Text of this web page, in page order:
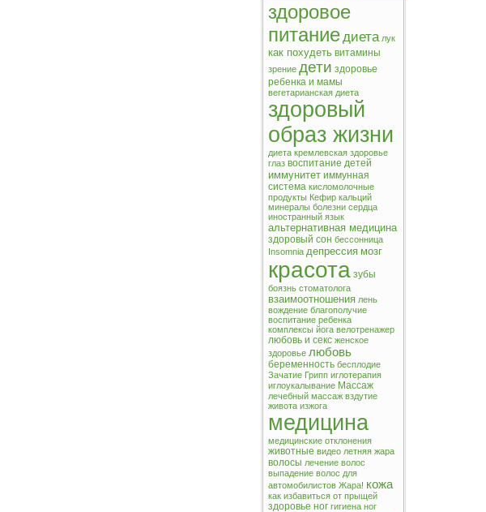
здоровое
питаниедиета лук
как похудеть витамины
зрение дети здоровье
ребенка и мамы
вегетарианская диета
здоровый
образ жизни
диета кремлевская здоровье
глаз воспитание детей
иммунитет иммунная
система кисломолочные
продукты Кефир кальций
минералы болезни сердца
иностранный язык
альтернативная медицина
здоровый сон бессонница
Insomnia депрессия мозг
красота зубы
боязнь стоматолога
взаимоотношения лень
вождение благополучие
воспитание ребенка
комплексы йога велотренажер
любовь и секс женское
здоровье любовь
беременность бесплодие
Зачатие Грипп иглотерапия
иглоукалывание Массаж
лечебный массаж вздутие
живота изжога
медицина
медицинские отклонения
животные видео летняя жара
волосы лечение волос
выпадение волос для
автомобилистов Жара! кожа
как избавиться от прыщей
здоровье ног гигиена ног